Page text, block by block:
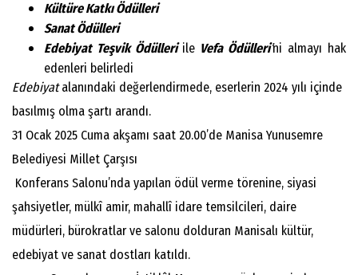
Kültüre Katkı Ödülleri
Sanat Ödülleri
Edebiyat Teşvik Ödülleri ile Vefa Ödülleri’ni almayı hak
edenleri belirledi
Edebiyatalanındaki değerlendirmede, eserlerin 2024 yılı içinde
basılmış olma şartı arandı.
31 Ocak 2025 Cuma akşamı saat 20.00’de Manisa Yunusemre
Belediyesi Millet Çarşısı
Konferans Salonu’nda yapılan ödül verme törenine, siyasi
şahsiyetler, mülkî amir, mahallî idare temsilcileri, daire
müdürleri, bürokratlar ve salonu dolduran Manisalı kültür,
edebiyat ve sanat dostları katıldı.